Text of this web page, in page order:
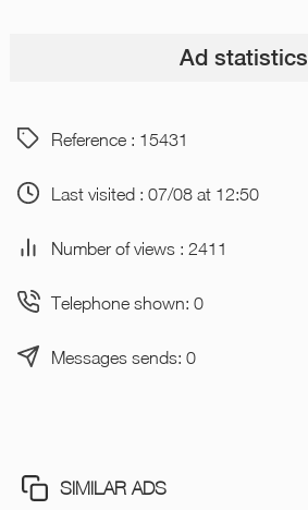
Ad statistics
Reference : 15431
Last visited : 07/08 at 12:50
Number of views : 2411
Telephone shown: 0
Messages sends: 0
SIMILAR ADS